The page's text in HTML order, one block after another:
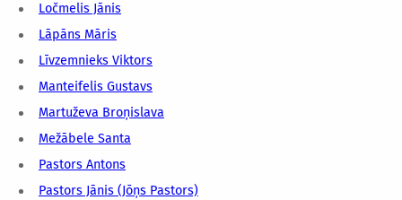
Ločmelis Jānis
Lāpāns Māris
Līvzemnieks Viktors
Manteifelis Gustavs
Martuževa Broņislava
Mežābele Santa
Pastors Antons
Pastors Jānis (Jōņs Pastors)